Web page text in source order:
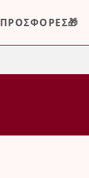
ΠΡΟΣΦΟΡΕΣ🎁